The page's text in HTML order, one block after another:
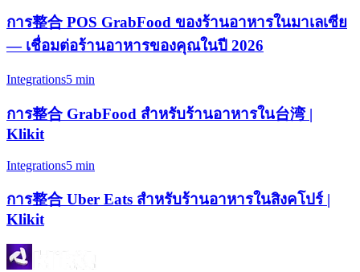
การ整合 POS GrabFood ของร้านอาหารในมาเลเซีย
— เชื่อมต่อร้านอาหารของคุณในปี 2026
Integrations5 min
การ整合 GrabFood สำหรับร้านอาหารใน台湾 |
Klikit
Integrations5 min
การ整合 Uber Eats สำหรับร้านอาหารในสิงคโปร์ |
Klikit